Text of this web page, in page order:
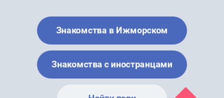
Знакомства в Ижморском
Знакомства с иностранцами